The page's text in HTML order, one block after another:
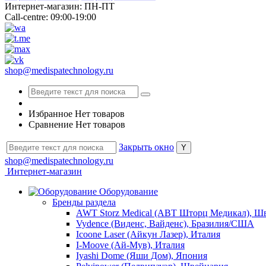
Интернет-магазин: ПН-ПТ
Call-centre: 09:00-19:00
shop@medispatechnology.ru
Избранное Нет товаров
Сравнение Нет товаров
Закрыть окно
shop@medispatechnology.ru
Интернет-магазин
Оборудование
Бренды раздела
AWT Storz Medical (АВТ Шторц Медикал),
Vydence (Виденс, Вайденс), Бразилия/США
Icoone Laser (Айкун Лазер), Италия
I-Moove (Ай-Мув), Италия
Iyashi Dome (Яши Дом), Япония